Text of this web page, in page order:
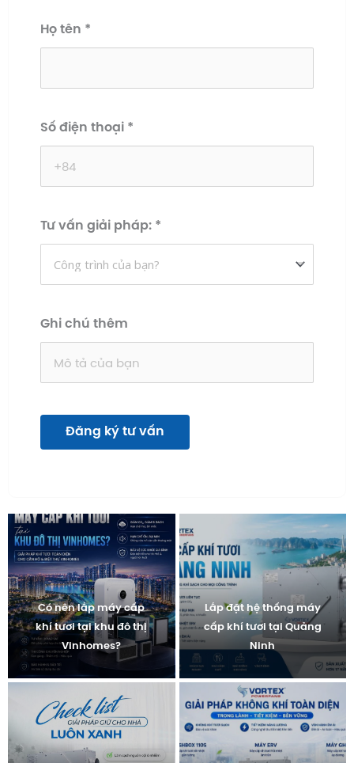
Họ tên *
Số điện thoại *
Tư vấn giải pháp: *
Ghi chú thêm
Đăng ký tư vấn
Có nên lắp máy cấp
khí tươi tại khu đô thị
Vinhomes?
Lắp đặt hệ thống máy
cấp khí tươi tại Quảng
Ninh